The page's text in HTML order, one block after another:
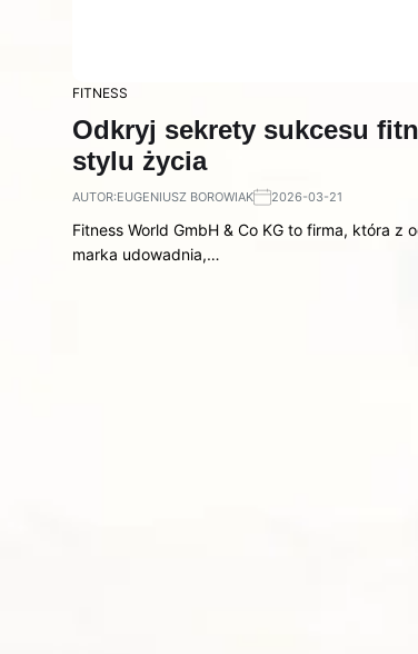
FITNESS
Odkryj sekrety sukcesu
stylu życia
AUTOR:EUGENIUSZ BOROWIAK 2026-03-21
Fitness World GmbH & Co KG to firma, która
marka udowadnia,…